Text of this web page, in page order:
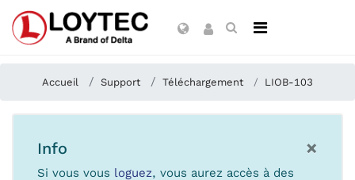
Accueil Support Téléchargement LIOB-103
×
Info
Si vous vous loguez, vous aurez accès à des